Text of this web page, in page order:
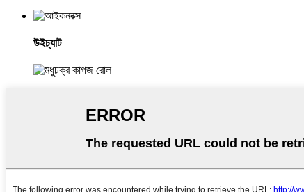
উইচ্যাট